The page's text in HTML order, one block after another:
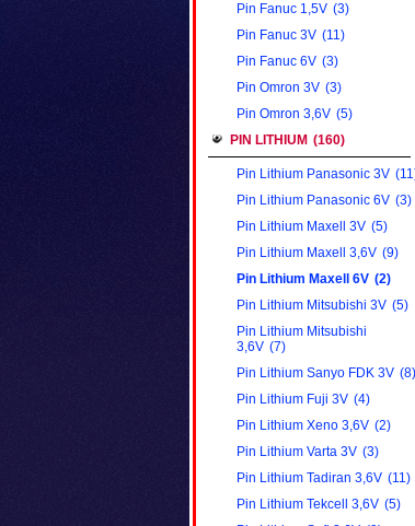
Pin Fanuc 1,5V (3)
Pin Fanuc 3V (11)
Pin Fanuc 6V (3)
Pin Omron 3V (3)
Pin Omron 3,6V (5)
PIN LITHIUM (160)
Pin Lithium Panasonic 3V
Pin Lithium Panasonic 6V (3)
Pin Lithium Maxell 3V (5)
Pin Lithium Maxell 3,6V (9)
Pin Lithium Maxell 6V (2)
Pin Lithium Mitsubishi 3V (5)
Pin Lithium Mitsubishi
3,6V (7)
Pin Lithium Sanyo FDK 3V (8)
Pin Lithium Fuji 3V (4)
Pin Lithium Xeno 3,6V (2)
Pin Lithium Varta 3V (3)
Pin Lithium Tadiran 3,6V (11)
Pin Lithium Tekcell 3,6V (5)